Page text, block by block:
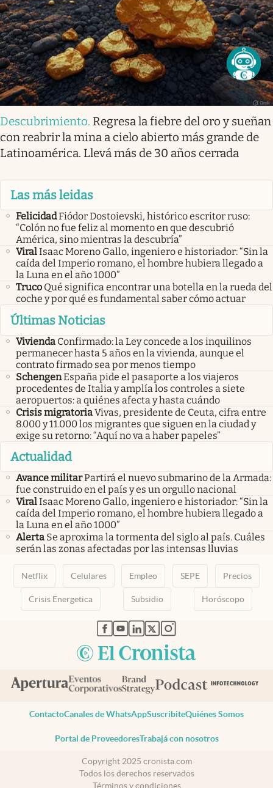
Descubrimiento. Regresa la fiebre del oro y sueñan
con reabrir la mina a cielo abierto más grande de
Latinoamérica. Llevá más de 30 años cerrada
Las más leidas
FelicidadFiódor Dostoievski, histórico escritor ruso:
“Colón no fue feliz al momento en que descubrió
América, sino mientras la descubría”
ViralIsaac Moreno Gallo, ingeniero e historiador: “Sin la
caída del Imperio romano, el hombre hubiera llegado a
la Luna en el año 1000”
Truco Qué significa encontrar una botella en la rueda del
coche y por qué es fundamental saber cómo actuar
Últimas Noticias
Vivienda Confirmado: la Ley concede a los inquilinos
permanecer hasta 5 años en la vivienda, aunque el
contrato firmado sea por menos tiempo
SchengenEspaña pide el pasaporte a los viajeros
procedentes de Italia y amplía los controles a siete
aeropuertos: a quiénes afecta y hasta cuándo
Crisis migratoriaVivas, presidente de Ceuta, cifra entre
8.000 y 11.000 los migrantes que siguen en la ciudad y
exige su retorno: “Aquí no va a haber papeles”
Actualidad
Avance militarPartirá el nuevo submarino de la Armada:
fue construido en el país y es un orgullo nacional
ViralIsaac Moreno Gallo, ingeniero e historiador: “Sin la
caída del Imperio romano, el hombre hubiera llegado a
la Luna en el año 1000”
Alerta Se aproxima la tormenta del siglo al país. Cuáles
serán las zonas afectadas por las intensas lluvias
Netflix Celulares Empleo SEPE Precios
Crisis Energetica Subsidio Horóscopo
abre en nueva pestaña
abre en nueva pestaña
abre en nueva pestaña
abre en nueva pestaña
abre en nueva pestaña
ContactoCanales de WhatsAppSuscribiteQuiénes Somos
Portal de ProveedoresTrabajá con nosotros
Copyright 2025 cronista.com
Todos los derechos reservados
Términos y condiciones